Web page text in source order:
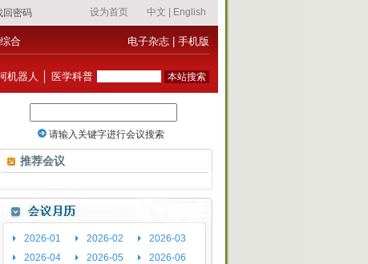
合 电子杂志 手机版
机器人 医学科普
推荐会议
2026-01
2026-04
2026-02
2026-05
2026-03
2026-06